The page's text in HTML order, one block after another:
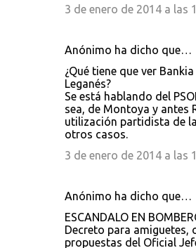
3 de enero de 2014 a las
Anónimo ha dicho que…
¿Qué tiene que ver Bankia
Leganés?
Se está hablando del
sea, de Montoya y antes
utilización partidista de
otros casos.
3 de enero de 2014 a las
Anónimo ha dicho que…
ESCANDALO EN
Decreto para amiguetes,
propuestas del Oficial